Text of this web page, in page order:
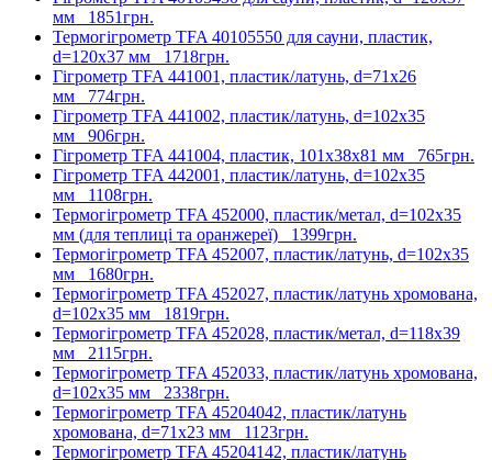
мм 1851грн.
Термогігрометр TFA 40105550 для сауни, пластик,
d=120х37 мм 1718грн.
Гігрометр TFA 441001, пластик/латунь, d=71х26
мм 774грн.
Гігрометр TFA 441002, пластик/латунь, d=102х35
мм 906грн.
Гігрометр TFA 441004, пластик, 101х38х81 мм 765грн.
Гігрометр TFA 442001, пластик/латунь, d=102х35
мм 1108грн.
Термогігрометр TFA 452000, пластик/метал, d=102х35
мм (для теплиці та оранжереї) 1399грн.
Термогігрометр TFA 452007, пластик/латунь, d=102х35
мм 1680грн.
Термогігрометр TFA 452027, пластик/латунь хромована,
d=102х35 мм 1819грн.
Термогігрометр TFA 452028, пластик/метал, d=118х39
мм 2115грн.
Термогігрометр TFA 452033, пластик/латунь хромована,
d=102x35 мм 2338грн.
Термогігрометр TFA 45204042, пластик/латунь
хромована, d=71х23 мм 1123грн.
Термогігрометр TFA 45204142, пластик/латунь